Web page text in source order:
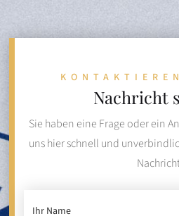
Nachricht
Sie haben eine Frage oder ein
uns hier schnell und